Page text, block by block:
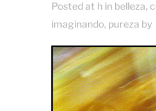
Posted at h in belleza,
imaginando, pureza by